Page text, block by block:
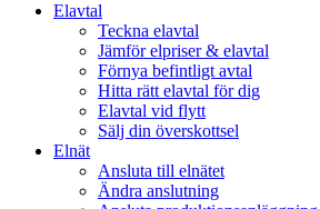
Elavtal
Teckna elavtal
Jämför elpriser & elavtal
Förnya befintligt avtal
Hitta rätt elavtal för dig
Elavtal vid flytt
Sälj din överskottsel
Elnät
Ansluta till elnätet
Ändra anslutning